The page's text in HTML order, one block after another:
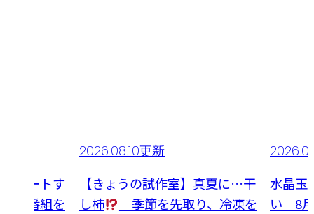
タートす
！番組を
2026.08.10更新
【きょうの試作室】真夏に…干
し柿
季節を先取り、冷凍を
水晶玉
い 8月